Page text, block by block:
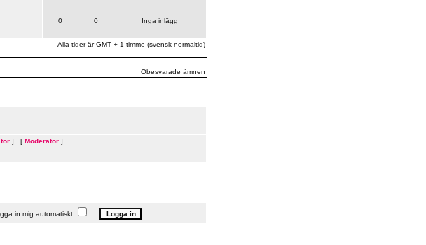
0 0 Inga inlägg
Alla tider är GMT + 1 timme (svensk normaltid)
Obesvarade ämnen
] [ Moderator]
in mig automatiskt